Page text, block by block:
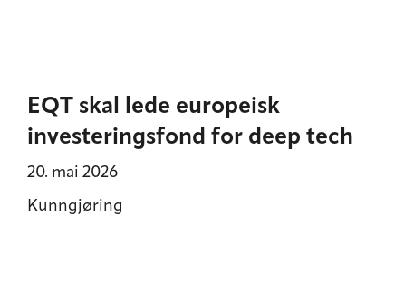
EQT skal lede europeisk
investeringsfond for deep tech
20. mai 2026
Kunngjøring